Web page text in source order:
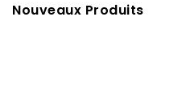
Nouveaux Produits